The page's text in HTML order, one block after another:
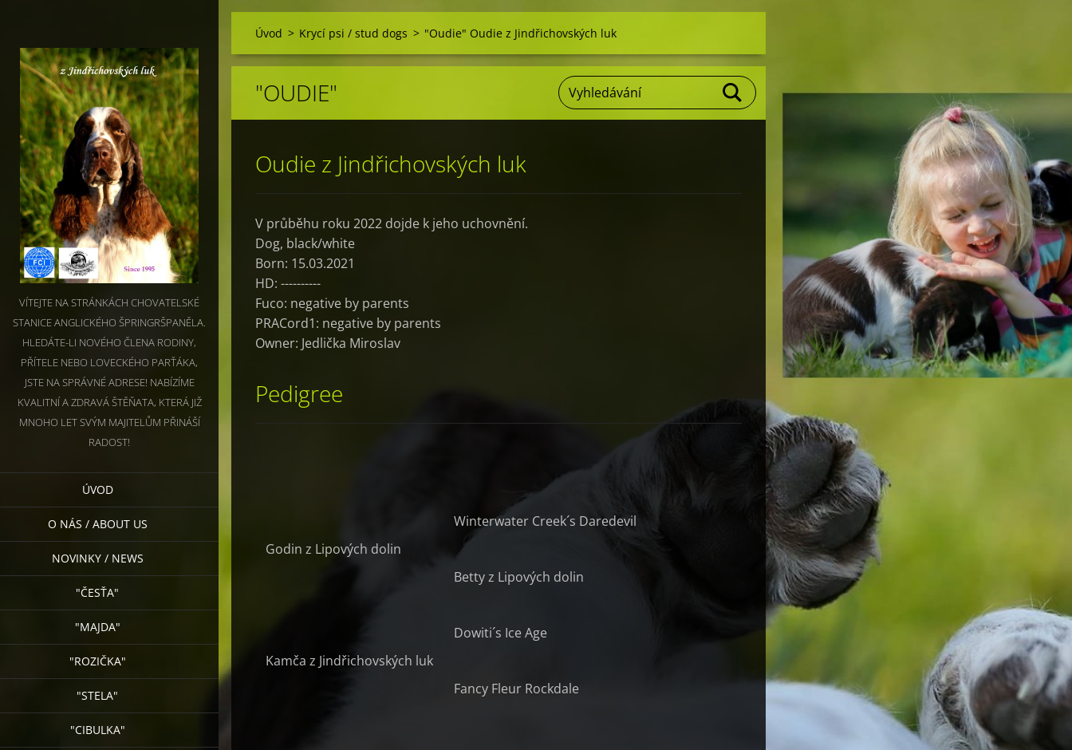
VÍTEJTE NA STRÁNKÁCH CHOVATELSKÉ
STANICE ANGLICKÉHO ŠPRINGRŠPANĚLA.
HLEDÁTE-LI NOVÉHO ČLENA RODINY,
PŘÍTELE NEBO LOVECKÉHO PARŤÁKA,
JSTE NA SPRÁVNÉ ADRESE! NABÍZÍME
KVALITNÍ A ZDRAVÁ ŠTĚŇATA, KTERÁ JIŽ
MNOHO LET SVÝM MAJITELŮM PŘINÁŠÍ
RADOST!
ÚVOD
O NÁS / ABOUT US
NOVINKY / NEWS
"ČESŤA"
"MAJDA"
"ROZIČKA"
"STELA"
"CIBULKA"
Úvod > Krycí psi / stud dogs > "Oudie" Oudie z Jindřichovských luk
"OUDIE"
Oudie z Jindřichovských luk
V průběhu roku 2022 dojde k jeho uchovnění.
Dog, black/white
Born: 15.03.2021
HD: ----------
Fuco: negative by parents
PRACord1: negative by parents
Owner: Jedlička Miroslav
Pedigree
Godin z Lipových dolin
Winterwater Creek´s Daredevil
Betty z Lipových dolin
Kamča z Jindřichovských luk
Dowiti´s Ice Age
Fancy Fleur Rockdale